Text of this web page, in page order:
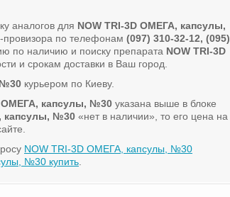
аналогов для NOW TRI-3D ОМЕГА, капсулы,
провизора по телефонам (097) 310-32-12, (095)
по наличию и поиску препарата NOW TRI-3D
и срокам доставки в Ваш город.
№30 курьером по Киеву.
ОМЕГА, капсулы, №30 указана выше в блоке
капсулы, №30 «нет в наличии», то его цена на
NOW TRI-3D ОМЕГА, капсулы, №30
№30 купить